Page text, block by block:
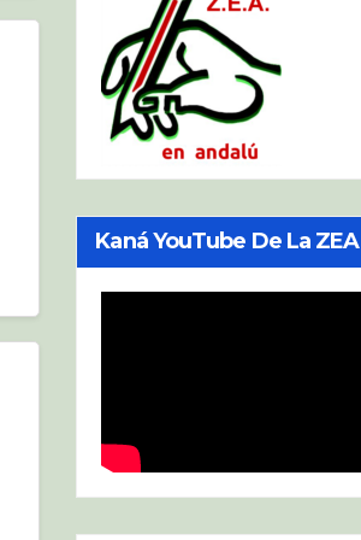
Kaná YouTube De La ZEA